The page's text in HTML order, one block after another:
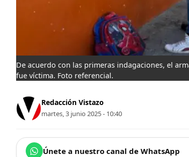
De acuerdo con las primeras indagaciones, el
fue víctima. Foto referencial.
Redacción Vistazo
martes, 3 junio 2025 - 10:40
Únete a nuestro canal de WhatsApp